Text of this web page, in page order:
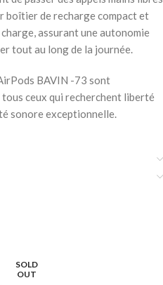
boîtier de recharge compact et
assurant une autonomie
tout au long de la journée.
BAVIN -73 sont
ceux qui recherchent liberté
sonore exceptionnelle.
SOLD
OUT